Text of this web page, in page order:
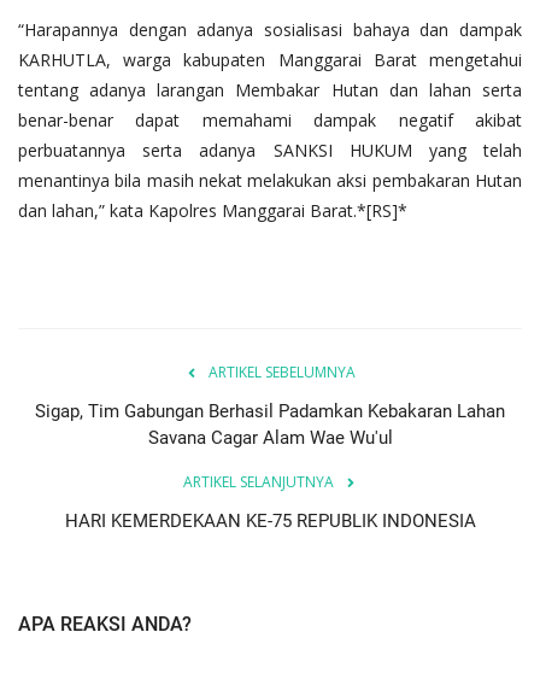
“Harapannya dengan adanya sosialisasi bahaya dan dampak
KARHUTLA, warga kabupaten Manggarai Barat mengetahui
tentang adanya larangan Membakar Hutan dan lahan serta
benar-benar dapat memahami dampak negatif akibat
perbuatannya serta adanya SANKSI HUKUM yang telah
menantinya bila masih nekat melakukan aksi pembakaran Hutan
dan lahan,” kata Kapolres Manggarai Barat.*[RS]*
ARTIKEL SEBELUMNYA
Sigap, Tim Gabungan Berhasil Padamkan Kebakaran Lahan
Savana Cagar Alam Wae Wu'ul
ARTIKEL SELANJUTNYA
HARI KEMERDEKAAN KE-75 REPUBLIK INDONESIA
APA REAKSI ANDA?